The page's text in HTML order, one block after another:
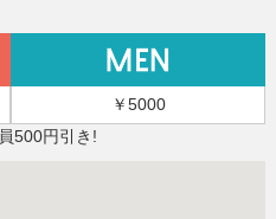
￥5000
500円引き!